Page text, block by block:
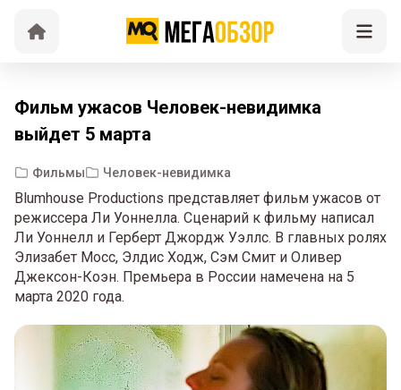
Фильм ужасов Человек-невидимка
выйдет 5 марта
Фильмы Человек-невидимка
Blumhouse Productions представляет фильм ужасов от
режиссера Ли Уоннелла. Сценарий к фильму написал
Ли Уоннелл и Герберт Джордж Уэллс. В главных ролях
Элизабет Мосс, Элдис Ходж, Сэм Смит и Оливер
Джексон-Коэн. Премьера в России намечена на 5
марта 2020 года.